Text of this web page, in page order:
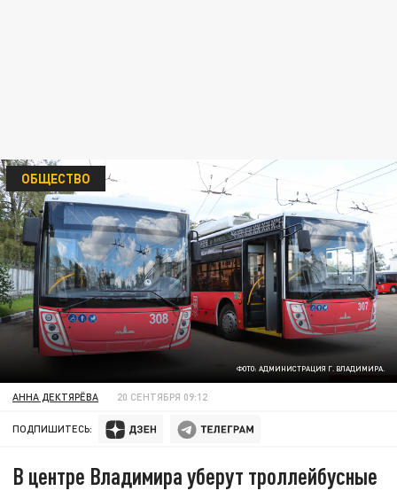
ФОТО: АДМИНИСТРАЦИЯ Г. ВЛАДИМИРА.
ОБЩЕСТВО
АННА ДЕКТЯРЁВА 20 СЕНТЯБРЯ 09:12
ПОДПИШИТЕСЬ:
В центре Владимира уберут троллейбусные